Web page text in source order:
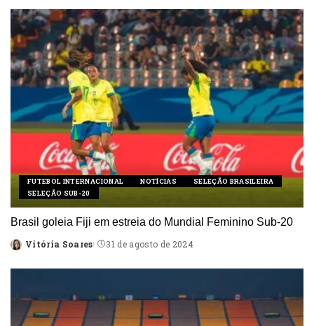
FUTEBOL INTERNACIONAL NOTÍCIAS
SELEÇÃO BRASILEIRA
SELEÇÃO SUB-20
Brasil goleia Fiji em estreia do Mundial Feminino Sub-20
Posted
Vitória Soares 31 de agosto de 2024